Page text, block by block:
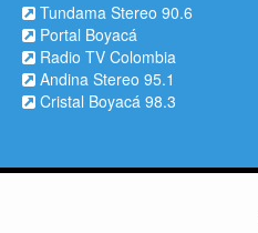
Tundama Stereo 90.6
Portal Boyacá
Radio TV Colombia
Andina Stereo 95.1
Cristal Boyacá 98.3